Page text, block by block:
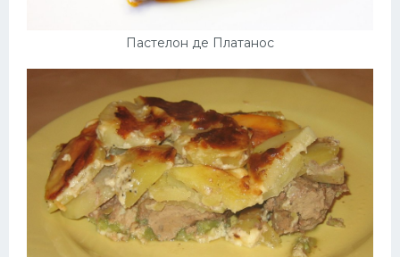
Пастелон де Платанос